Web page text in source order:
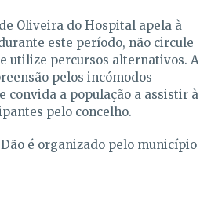
Oliveira do Hospital apela à
este período, não circule
utilize percursos alternativos. A
pelos incómodos
convida a população a assistir à
pelo concelho.
é organizado pelo município